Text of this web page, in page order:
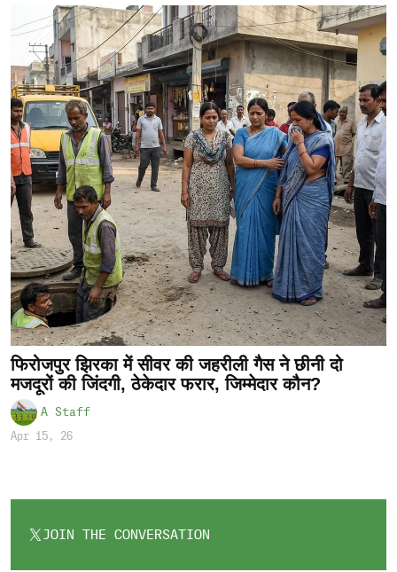
फिरोजपुर झिरका में सीवर की जहरीली गैस ने छीनी दो
मजदूरों की जिंदगी, ठेकेदार फरार, जिम्मेदार कौन?
A Staff
Apr 15, 26
JOIN THE CONVERSATION
OPENS